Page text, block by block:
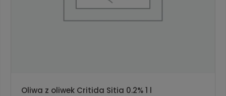
Oliwa z oliwek Critida Sitia 0.2% 1 l